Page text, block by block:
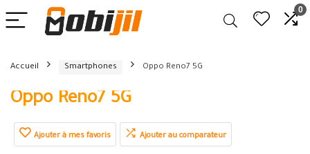
0
Accueil Smartphones Oppo Reno7 5G
Oppo Reno7 5G
Ajouter à mes favoris Ajouter au comparateur